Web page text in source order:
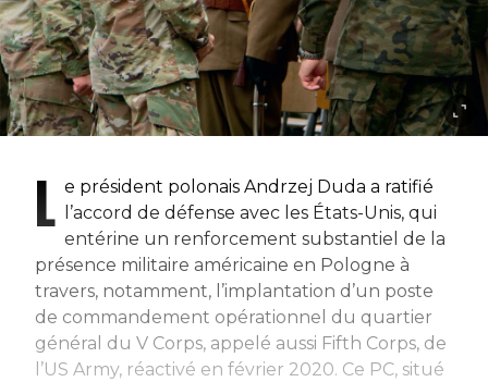
L e président polonais Andrzej Duda a ratifié
l’accord de défense avec les États-Unis, qui
entérine un renforcement substantiel de la
présence militaire américaine en Pologne à
travers, notamment, l’implantation d’un poste
de commandement opérationnel du quartier
général du V Corps, appelé aussi Fifth Corps, de
l’US Army, réactivé en février 2020. Ce PC, situé